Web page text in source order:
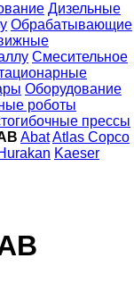
Дизельные
Обрабатывающие
Смесительное
Оборудование
роботы
прессы
AbatAtlas Copco
Kaeser